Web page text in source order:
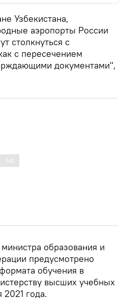
Узбекистана,
аэропорты России
столкнуться с
с пересечением
документами",
образования и
предусмотрено
обучения в
высших учебных
года.